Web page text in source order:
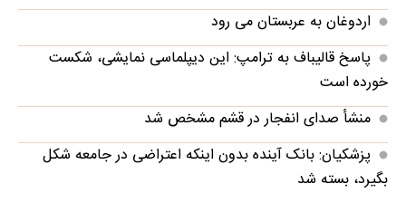
اردوغان به عربستان می رود
پاسخ قالیباف به ترامپ: این دیپلماسی نمایشی، شکست
خورده است
منشأ صدای انفجار در قشم مشخص شد
پزشکیان: بانک آینده بدون اینکه اعتراضی در جامعه شکل
بگیرد، بسته شد